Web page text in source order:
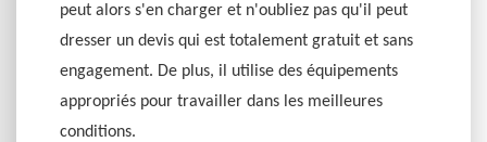
peut alors s'en charger et n'oubliez pas qu'il peut
dresser un devis qui est totalement gratuit et sans
engagement. De plus, il utilise des équipements
appropriés pour travailler dans les meilleures
conditions.